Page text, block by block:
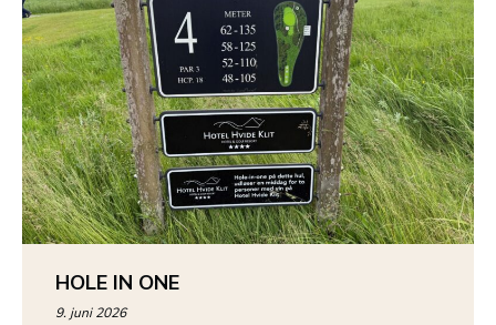
HOLE IN ONE
9. juni 2026